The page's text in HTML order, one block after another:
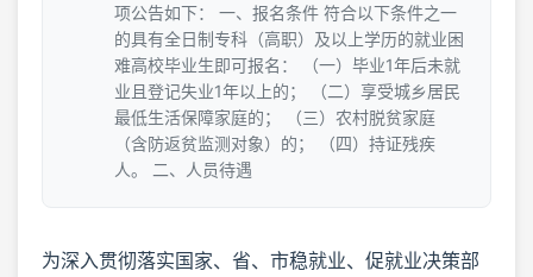
项公告如下： 一、报名条件 符合以下条件之一
的具有全日制专科（高职）及以上学历的就业困
难高校毕业生即可报名： （一）毕业1年后未就
业且登记失业1年以上的； （二）享受城乡居民
最低生活保障家庭的； （三）农村脱贫家庭
（含防返贫监测对象）的； （四）持证残疾
人。 二、人员待遇
为深入贯彻落实国家、省、市稳就业、促就业决策部